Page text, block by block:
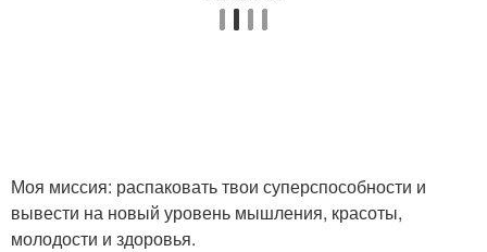
Моя миссия: распаковать твои суперспособности и
вывести на новый уровень мышления, красоты,
молодости и здоровья.